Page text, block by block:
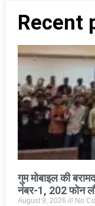
Recent
गुम मोबाइल की
नंबर-1, 202 फोन
August 9, 2026 No